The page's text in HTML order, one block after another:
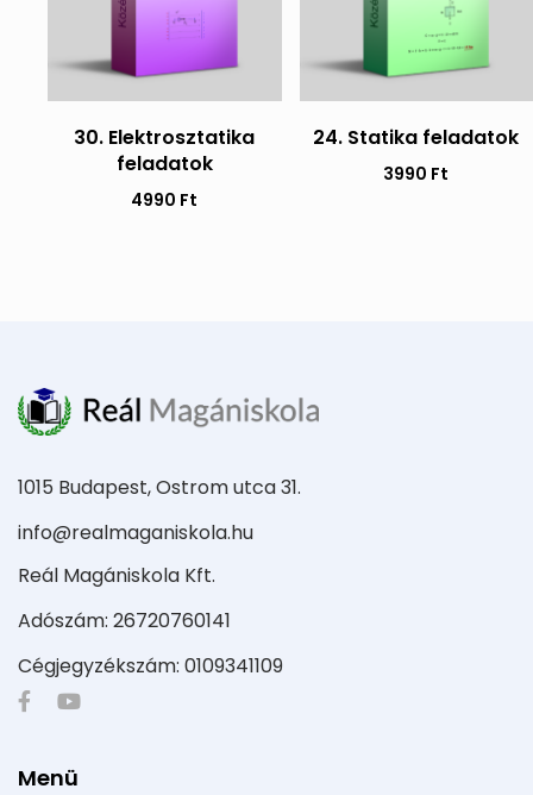
30. Elektrosztatika
feladatok
4990 Ft
24. Statika feladatok
3990 Ft
1015 Budapest, Ostrom utca 31.
info@realmaganiskola.hu
Reál Magániskola Kft.
Adószám: 26720760141
Cégjegyzékszám: 0109341109
Menü